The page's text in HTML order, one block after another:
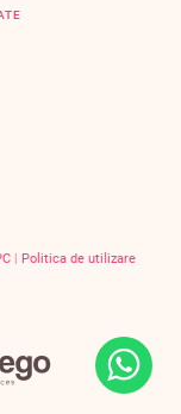
| Politica de utilizare